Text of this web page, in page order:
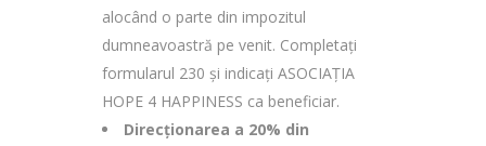
alocând o parte din impozitul
dumneavoastră pe venit. Completați
formularul 230 și indicați ASOCIAȚIA
HOPE 4 HAPPINESS ca beneficiar.
Direcționarea a 20% din